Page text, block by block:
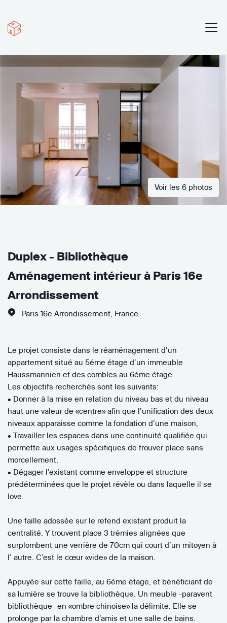
Voir les 6 photos
Duplex - Bibliothèque
Aménagement intérieur à Paris 16e
Arrondissement
Paris 16e Arrondissement France
Le projet consiste dans le réaménagement d’un
appartement situé au 5éme étage d’un immeuble
Haussmannien et des combles au 6éme étage.
Les objectifs recherchés sont les suivants:
• Donner à la mise en relation du niveau bas et du niveau
haut une valeur de «centre» afin que l’unification des deux
niveaux apparaisse comme la fondation d’une maison,
• Travailler les espaces dans une continuité qualifiée qui
permette aux usages spécifiques de trouver place sans
morcellement,
• Dégager l’existant comme enveloppe et structure
prédéterminées que le projet révèle ou dans laquelle il se
love.
Une faille adossée sur le refend existant produit la
centralité. Y trouvent place 3 trémies alignées que
surplombent une verrière de 70cm qui court d’un mitoyen à
l’ autre. C’est le cœur «vide» de la maison.
Appuyée sur cette faille, au 6éme étage, et bénéficiant de
sa lumière se trouve la bibliothèque. Un meuble -paravent
bibliothèque- en «ombre chinoise» la délimite. Elle se
prolonge par la chambre d’amis et une salle de bains.